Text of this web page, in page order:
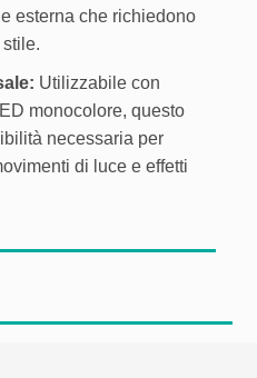
esterna che richiedono
Utilizzabile con
monocolore, questo
necessaria per
di luce e effetti